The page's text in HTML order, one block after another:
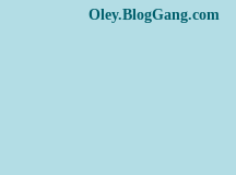
Oley.BlogGang.com